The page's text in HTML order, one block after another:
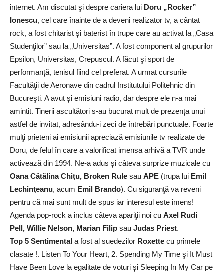
internet. Am discutat şi despre cariera lui Doru „Rocker”
Ionescu, cel care înainte de a deveni realizator tv, a cântat
rock, a fost chitarist şi baterist în trupe care au activat la „Casa
Studenţilor” sau la „Universitas”. A fost component al grupurilor
Epsilon, Universitas, Crepuscul. A făcut şi sport de
performanţă, tenisul fiind cel preferat. A urmat cursurile
Facultăţii de Aeronave din cadrul Institutului Politehnic din
Bucureşti. A avut şi emisiuni radio, dar despre ele n-a mai
amintit. Tinerii ascultători s-au bucurat mult de prezenţa unui
astfel de invitat, adresându-i zeci de întrebări punctuale. Foarte
mulţi prieteni ai emisiunii apreciază emisiunile tv realizate de
Doru, de felul în care a valorificat imensa arhivă a TVR unde
activează din 1994. Ne-a adus şi câteva surprize muzicale cu
Oana Cătălina Chiţu, Broken Rule sau APE (trupa lui Emil
Lechinţeanu, acum Emil Brando). Cu siguranţă va reveni
pentru că mai sunt mult de spus iar interesul este imens!
Agenda pop-rock a inclus câteva apariţii noi cu Axel Rudi
Pell, Willie Nelson, Marian Filip sau Judas Priest.
Top 5 Sentimental a fost al suedezilor Roxette cu primele
clasate !. Listen To Your Heart, 2. Spending My Time şi It Must
Have Been Love la egalitate de voturi şi Sleeping In My Car pe